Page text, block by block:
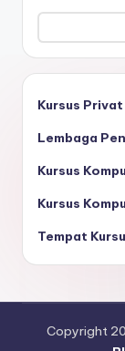
Kursus
Lembaga
Kursus
Kursus
Tempat
Copyright